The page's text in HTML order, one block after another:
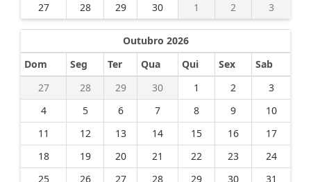
27 28 29 30 1 2 3
Outubro 2026
Dom
Seg Ter Qua Qui Sex
Sab
27
28 29 30 1 2
3
4
5 6 7 8 9
10
11
12 13 14 15 16
17
18
19 20 21 22 23
24
25
26 27 28 29 30 31